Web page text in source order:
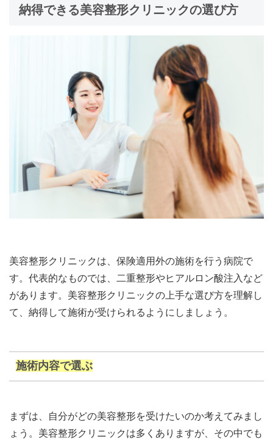
納得できる美容整形クリニックの選び方
美容整形クリニックは、保険適用外の施術を行う病院で
す。代表的なものでは、二重整形やヒアルロン酸注入など
があります。美容整形クリニックの上手な選び方を理解し
て、納得して施術が受けられるようにしましょう。
施術内容で選ぶ
まずは、自分がどの美容整形を受けたいのか考えてみまし
ょう。美容整形クリニックは多くありますが、その中でも